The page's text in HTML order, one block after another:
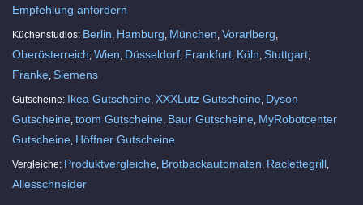
Empfehlung anfordern
Küchenstudios: Berlin Hamburg München Vorarlberg
Oberösterreich Wien Düsseldorf Frankfurt Köln Stuttgart
Franke Siemens
Gutscheine: Ikea Gutscheine XXXLutz Gutscheine Dyson
Gutscheine toom Gutscheine Baur Gutscheine MyRobotcenter
Gutscheine Höffner Gutscheine
Vergleiche: Produktvergleiche Brotbackautomaten Raclettegrill
Allesschneider